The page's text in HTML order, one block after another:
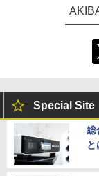
Special Site
総
と